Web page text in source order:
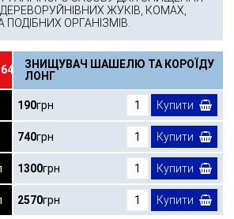
ЖУКІВ, КОМАХ,
ПОДІБНИХ ОРГАНІЗМІВ.
ЗНИЩУВАЧ ШАШЕЛЮ ТА КОРОЇДУ
ЛОНГ
190грн Купити
740грн Купити
1300грн Купити
2570грн Купити